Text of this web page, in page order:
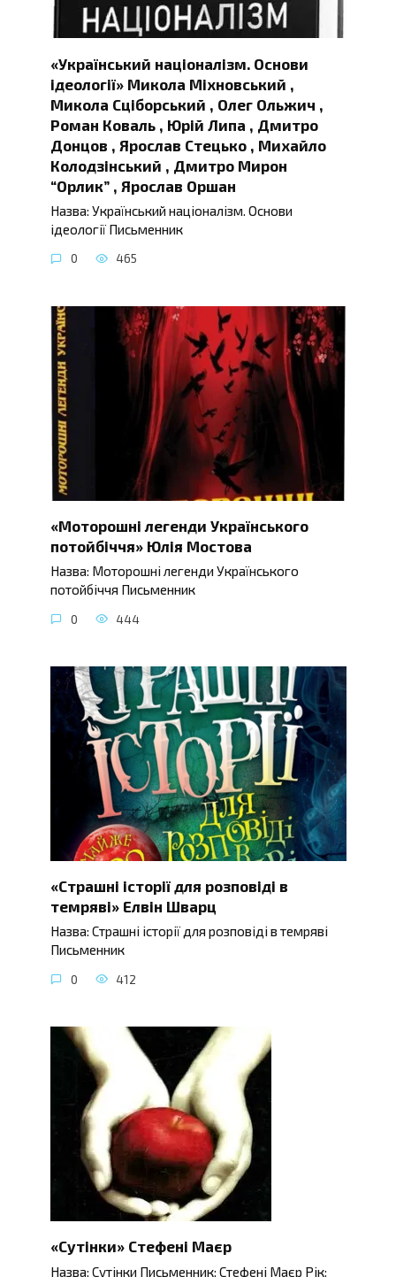
«Український націоналізм. Основи
ідеології» Микола Міхновський ,
Микола Сціборський , Олег Ольжич ,
Роман Коваль , Юрій Липа , Дмитро
Донцов , Ярослав Стецько , Михайло
Колодзінський , Дмитро Мирон
“Орлик” , Ярослав Оршан
Назва: Український націоналізм. Основи
ідеології Письменник
0 465
«Моторошні легенди Українського
потойбіччя» Юлія Мостова
Назва: Моторошні легенди Українського
потойбіччя Письменник
0 444
«Страшні історії для розповіді в
темряві» Елвін Шварц
Назва: Страшні історії для розповіді в темряві
Письменник
0 412
«Сутінки» Стефені Маєр
Назва: Сутінки Письменник: Стефені Маєр Рік: